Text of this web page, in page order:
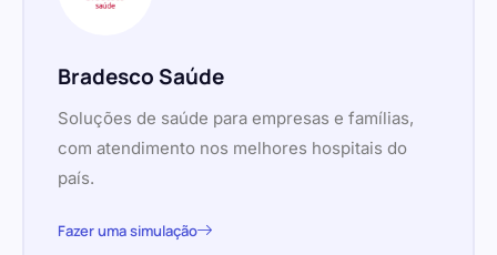
Bradesco Saúde
Soluções de saúde para empresas e famílias,
com atendimento nos melhores hospitais do
país.
Fazer uma simulação